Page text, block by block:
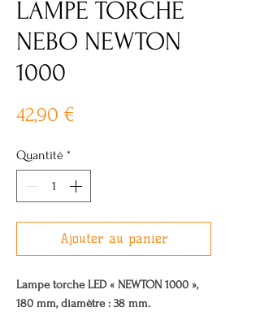
LAMPE TORCHE
NEBO NEWTON
1000
42,90 €
Quantité *
Ajouter au panier
Lampe torche LED « NEWTON 1000 »,
180 mm, diamètre : 38 mm.